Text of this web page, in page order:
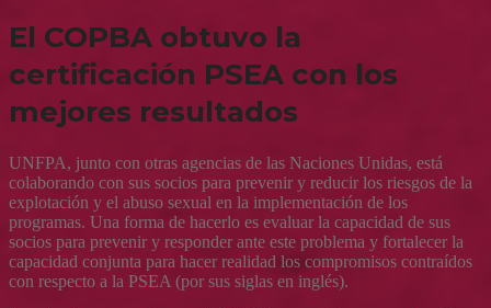
El COPBA obtuvo la
certificación PSEA con los
mejores resultados
UNFPA, junto con otras agencias de las Naciones Unidas, está
colaborando con sus socios para prevenir y reducir los riesgos de la
explotación y el abuso sexual en la implementación de los
programas. Una forma de hacerlo es evaluar la capacidad de sus
socios para prevenir y responder ante este problema y fortalecer la
capacidad conjunta para hacer realidad los compromisos contraídos
con respecto a la PSEA (por sus siglas en inglés).